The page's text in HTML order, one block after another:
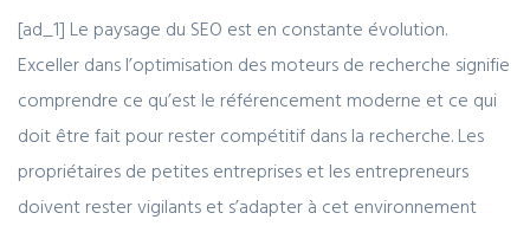
[ad_1] Le paysage du SEO est en constante évolution.
Exceller dans l’optimisation des moteurs de recherche signifie
comprendre ce qu’est le référencement moderne et ce qui
doit être fait pour rester compétitif dans la recherche. Les
propriétaires de petites entreprises et les entrepreneurs
doivent rester vigilants et s’adapter à cet environnement